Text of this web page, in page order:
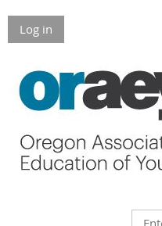
Log in